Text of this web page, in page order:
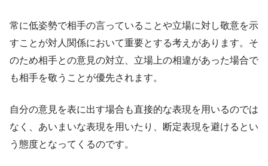
常に低姿勢で相手の言っていることや立場に対し敬意を示
すことが対人関係において重要とする考えがあります。そ
のため相手との意見の対立、立場上の相違があった場合で
も相手を敬うことが優先されます。
自分の意見を表に出す場合も直接的な表現を用いるのでは
なく、あいまいな表現を用いたり、断定表現を避けるとい
う態度となってくるのです。